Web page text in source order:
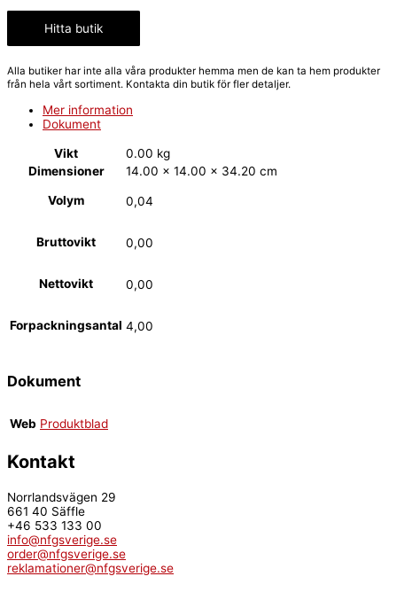
Hitta butik
Alla butiker har inte alla våra produkter hemma men de kan ta hem produkter
från hela vårt sortiment. Kontakta din butik för fler detaljer.
Mer information
Dokument
Vikt
0.00 kg
Dimensioner
14.00 × 14.00 × 34.20 cm
Volym 0,04
Bruttovikt 0,00
Nettovikt 0,00
Forpackningsantal 4,00
Dokument
Web Produktblad
Kontakt
Norrlandsvägen 29
661 40 Säffle
+46 533 133 00
info@nfgsverige.se
order@nfgsverige.se
reklamationer@nfgsverige.se